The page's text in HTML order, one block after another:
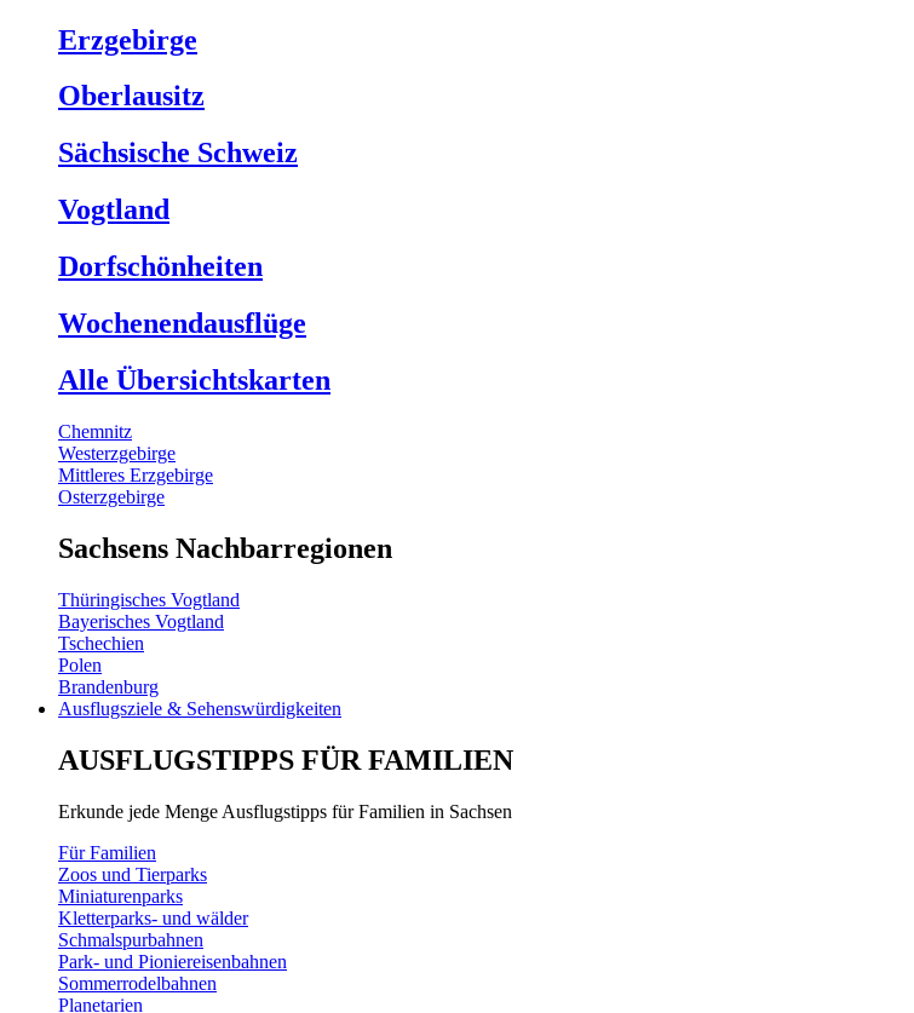
Erzgebirge
Oberlausitz
Sächsische Schweiz
Vogtland
Dorfschönheiten
Wochenendausflüge
Alle Übersichtskarten
Chemnitz
Westerzgebirge
Mittleres Erzgebirge
Osterzgebirge
Sachsens Nachbarregionen
Thüringisches Vogtland
Bayerisches Vogtland
Tschechien
Polen
Brandenburg
Ausflugsziele & Sehenswürdigkeiten
AUSFLUGSTIPPS FÜR FAMILIEN
Erkunde jede Menge Ausflugstipps für Familien in Sachsen
Für Familien
Zoos und Tierparks
Miniaturenparks
Kletterparks- und wälder
Schmalspurbahnen
Park- und Pioniereisenbahnen
Sommerrodelbahnen
Planetarien